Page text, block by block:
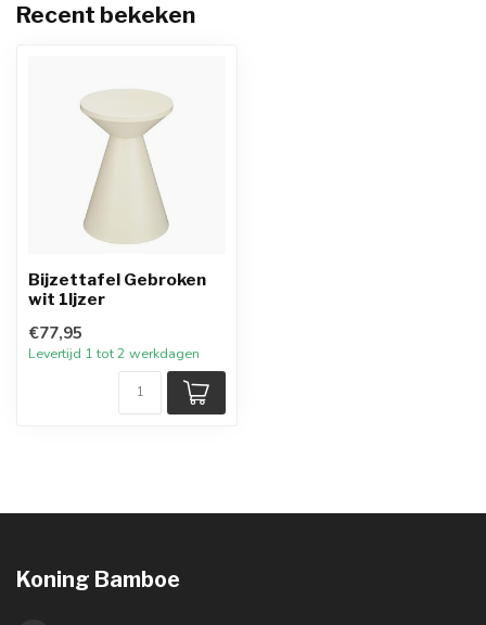
Recent bekeken
Bijzettafel Gebroken
wit 1Ijzer
€77,95
Levertijd 1 tot 2 werkdagen
Koning Bamboe